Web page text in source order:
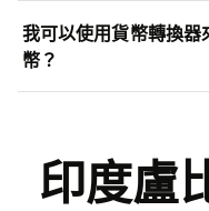
我可以使用貨幣轉換器
幣？
印度盧